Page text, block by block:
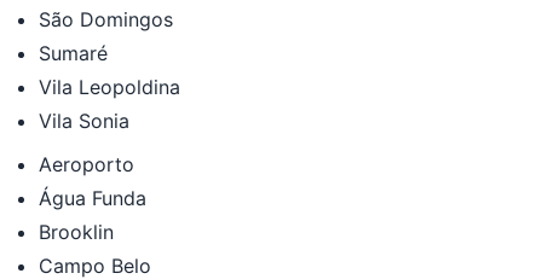
São Domingos
Sumaré
Vila Leopoldina
Vila Sonia
Aeroporto
Água Funda
Brooklin
Campo Belo